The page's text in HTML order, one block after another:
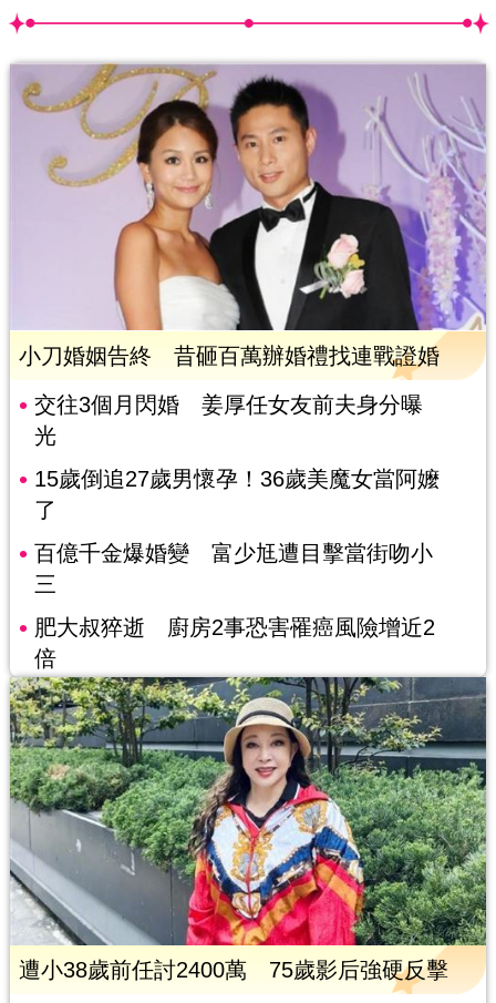
小刀婚姻告終 昔砸百萬辦婚禮找連戰證婚
交往3個月閃婚 姜厚任女友前夫身分曝
光
15歲倒追27歲男懷孕！36歲美魔女當阿嬤
了
百億千金爆婚變 富少尪遭目擊當街吻小
三
肥大叔猝逝 廚房2事恐害罹癌風險增近2
倍
遭小38歲前任討2400萬 75歲影后強硬反擊